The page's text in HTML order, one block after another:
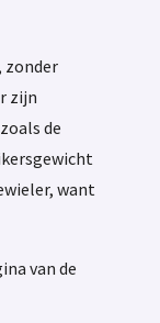
zonder
zijn
de
want
van de